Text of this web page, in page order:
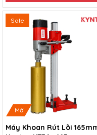
Sale
Mới
Máy Khoan Rút Lõi